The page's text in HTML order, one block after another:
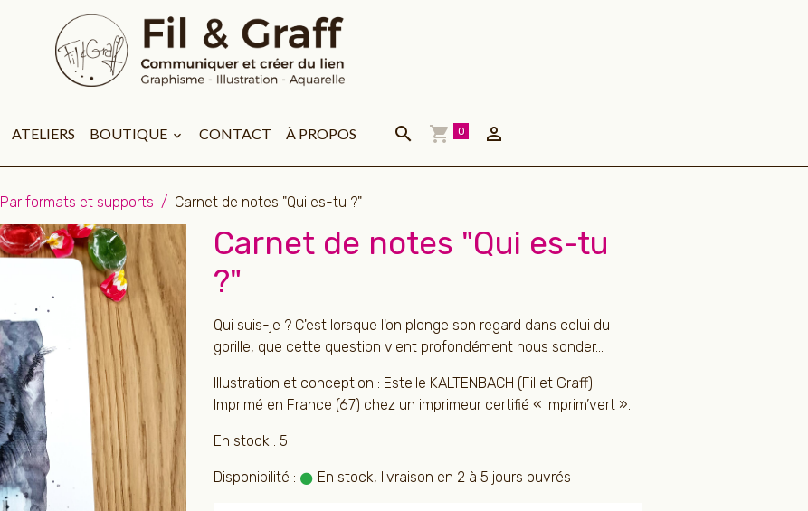
ATELIERS BOUTIQUE CONTACT À PROPOS 0
Par formats et supports Carnet de notes "Qui es-tu ?"
Carnet de notes "Qui es-tu
?"
Qui suis-je ? C'est lorsque l'on plonge son regard dans celui du
gorille, que cette question vient profondément nous sonder...
Illustration et conception : Estelle KALTENBACH (Fil et Graff).
Imprimé en France (67) chez un imprimeur certifié « Imprim’vert ».
En stock : 5
Disponibilité : En stock, livraison en 2 à 5 jours ouvrés